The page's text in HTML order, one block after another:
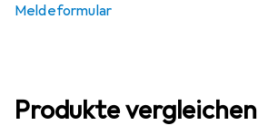
Meldeformular
Produkte vergleichen